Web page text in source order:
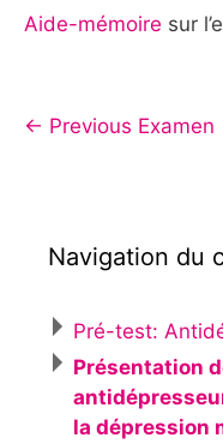
Aide-mémoire sur
← Previous Examen
Navigation du
Pré-test:
Présentation
la dépression